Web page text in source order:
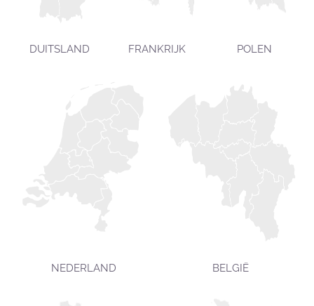
DUITSLAND FRANKRIJK POLEN
NEDERLAND BELGIË